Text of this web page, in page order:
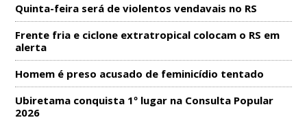
Quinta-feira será de violentos vendavais no RS
Frente fria e ciclone extratropical colocam o RS em
alerta
Homem é preso acusado de feminicídio tentado
Ubiretama conquista 1º lugar na Consulta Popular
2026